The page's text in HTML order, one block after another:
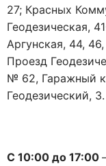
27; Красных
Геодезическая,
Аргунская, 44,
Проезд
№ 62, Гаражный
Геодезический, 3.
С 10:00 до 17:00